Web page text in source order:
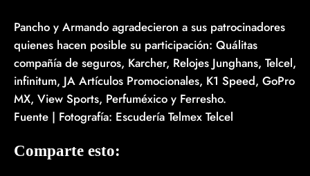
Pancho y Armando agradecieron a sus patrocinadores
quienes hacen posible su participación: Quálitas
compañía de seguros, Karcher, Relojes Junghans, Telcel,
infinitum, JA Artículos Promocionales, K1 Speed, GoPro
MX, View Sports, Perfuméxico y Ferresho.
Fuente | Fotografía: Escudería Telmex Telcel
Comparte esto: